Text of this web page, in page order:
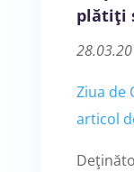
plătiţi
Ziua de
articol